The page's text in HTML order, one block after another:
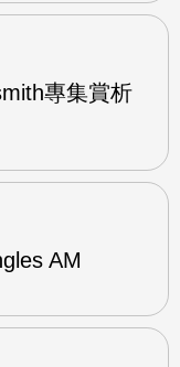
專集賞析
AM